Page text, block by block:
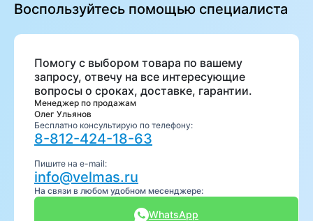
Воспользуйтесь помощью специалиста
Помогу с выбором товара по вашему
запросу, отвечу на все интересующие
вопросы о сроках, доставке, гарантии.
Менеджер по продажам
Олег Ульянов
Бесплатно консультирую по телефону:
8-812-424-18-63
Пишите на e-mail:
info@velmas.ru
На связи в любом удобном месенджере:
WhatsApp